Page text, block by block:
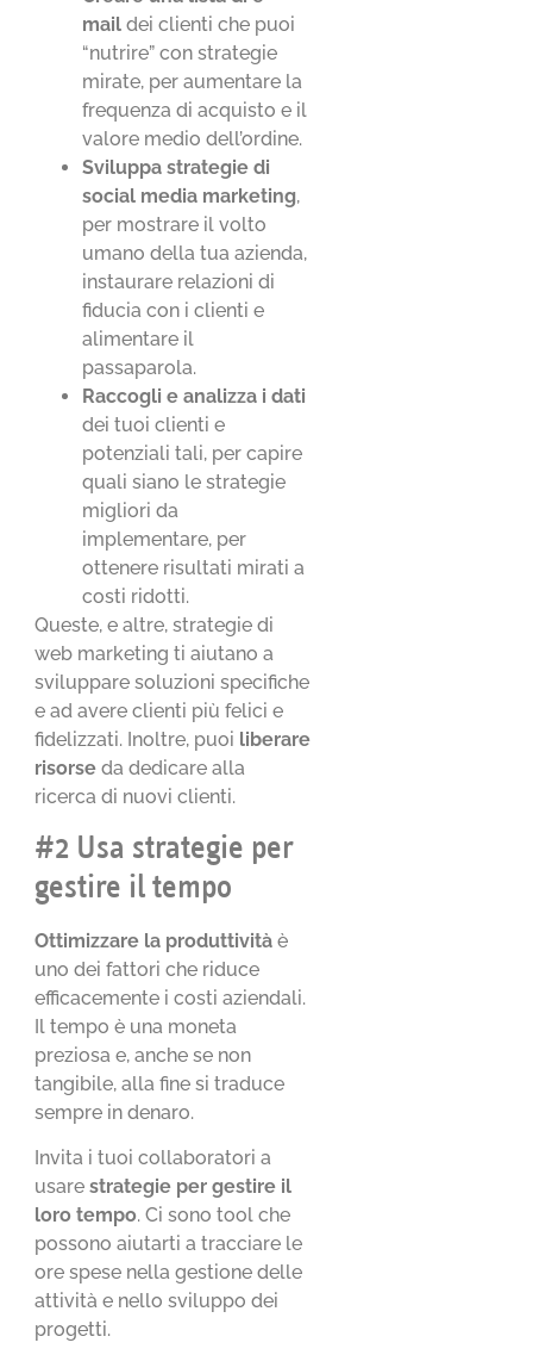
mail dei clienti che puoi
“nutrire” con strategie
mirate, per aumentare la
frequenza di acquisto e il
valore medio dell’ordine.
Sviluppa strategie di
social media marketing,
per mostrare il volto
umano della tua azienda,
instaurare relazioni di
fiducia con i clienti e
alimentare il
passaparola.
Raccogli e analizza i dati
dei tuoi clienti e
potenziali tali, per capire
quali siano le strategie
migliori da
implementare, per
ottenere risultati mirati a
costi ridotti.
Queste, e altre, strategie di
web marketing ti aiutano a
sviluppare soluzioni specifiche
e ad avere clienti più felici e
fidelizzati. Inoltre, puoi liberare
risorse da dedicare alla
ricerca di nuovi clienti.
#2 Usa strategie per
gestire il tempo
Ottimizzare la produttività è
uno dei fattori che riduce
efficacemente i costi aziendali.
Il tempo è una moneta
preziosa e, anche se non
tangibile, alla fine si traduce
sempre in denaro.
Invita i tuoi collaboratori a
usarestrategie per gestire il
loro tempo. Ci sono tool che
possono aiutarti a tracciare le
ore spese nella gestione delle
attività e nello sviluppo dei
progetti.